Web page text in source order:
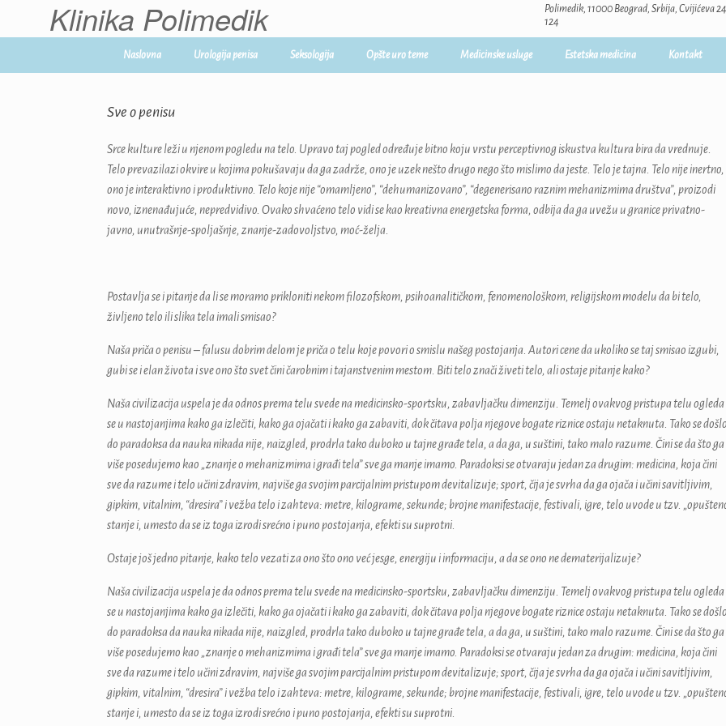
content
Klinika Polimedik
Polimedik, 11000 Beograd, Srbija, Cvijićeva
124
Naslovna Urologija penisa Seksologija Opšte uro teme Medicinske usluge Estetska medicina Kontakt
Sve o penisu
Srce kulture leži u njenom pogledu na telo. Upravo taj pogled određuje bitno koju vrstu perceptivnog iskustva kultura bira da vrednuje.
Telo prevazilazi okvire u kojima pokušavaju da ga zadrže, ono je uzek nešto drugo nego što mislimo da jeste. Telo je tajna. Telo nije inertno,
ono je interaktivno i produktivno. Telo koje nije “omamljeno”, “dehumanizovano”, “degenerisano raznim mehanizmima društva”, proizodi
novo, iznenađujuće, nepredvidivo. Ovako shvaćeno telo vidi se kao kreativna energetska forma, odbija da ga uvežu u granice privatno-
javno, unutrašnje-spoljašnje, znanje-zadovoljstvo, moć-želja.
Postavlja se i pitanje da li se moramo prikloniti nekom filozofskom, psihoanalitičkom, fenomenološkom, religijskom modelu da bi telo,
življeno telo ili slika tela imali smisao?
Naša priča o penisu – falusu dobrim delom je priča o telu koje povori o smislu našeg postojanja. Autori cene da ukoliko se taj smisao izgubi,
gubi se i elan života i sve ono što svet čini čarobnim i tajanstvenim mestom. Biti telo znači živeti telo, ali ostaje pitanje kako?
Naša civilizacija uspela je da odnos prema telu svede na medicinsko-sportsku, zabavljačku dimenziju. Temelj ovakvog pristupa telu ogleda
se u nastojanjima kako ga izlečiti, kako ga ojačati i kako ga zabaviti, dok čitava polja njegove bogate riznice ostaju netaknuta. Tako se došlo
do paradoksa da nauka nikada nije, naizgled, prodrla tako duboko u tajne građe tela, a da ga, u suštini, tako malo razume. Čini se da što ga
više posedujemo kao „znanje o mehanizmima i građi tela” sve ga manje imamo. Paradoksi se otvaraju jedan za drugim: medicina, koja čini
sve da razume i telo učini zdravim, najviše ga svojim parcijalnim pristupom devitalizuje; sport, čija je svrha da ga ojača i učini savitljivim,
gipkim, vitalnim, “dresira” i vežba telo i zahteva: metre, kilograme, sekunde; brojne manifestacije, festivali, igre, telo uvode u tzv.
stanje i, umesto da se iz toga izrodi srećno i puno postojanja, efekti su suprotni.
Ostaje još jedno pitanje, kako telo vezati za ono što ono već jesge, energiju i informaciju, a da se ono ne dematerijalizuje?
Naša civilizacija uspela je da odnos prema telu svede na medicinsko-sportsku, zabavljačku dimenziju. Temelj ovakvog pristupa telu ogleda
se u nastojanjima kako ga izlečiti, kako ga ojačati i kako ga zabaviti, dok čitava polja njegove bogate riznice ostaju netaknuta. Tako se došlo
do paradoksa da nauka nikada nije, naizgled, prodrla tako duboko u tajne građe tela, a da ga, u suštini, tako malo razume. Čini se da što ga
više posedujemo kao „znanje o mehanizmima i građi tela” sve ga manje imamo. Paradoksi se otvaraju jedan za drugim: medicina, koja čini
sve da razume i telo učini zdravim, najviše ga svojim parcijalnim pristupom devitalizuje; sport, čija je svrha da ga ojača i učini savitljivim,
gipkim, vitalnim, “dresira” i vežba telo i zahteva: metre, kilograme, sekunde; brojne manifestacije, festivali, igre, telo uvode u tzv.
stanje i, umesto da se iz toga izrodi srećno i puno postojanja, efekti su suprotni.